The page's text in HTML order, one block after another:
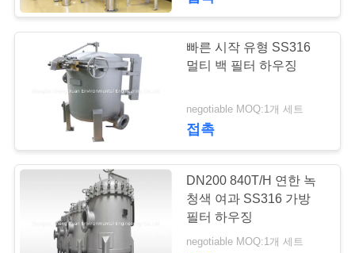
빠른 시작 유형 SS316
멀티 백 필터 하우징
negotiable MOQ:1개 세트
접촉
DN200 840T/H 연한 녹
청색 여과 SS316 가방
필터 하우징
negotiable MOQ:1개 세트